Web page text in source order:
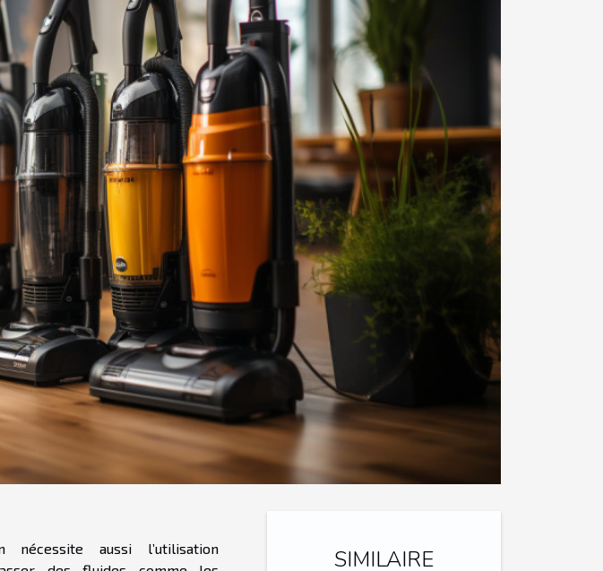
nécessite aussi l’utilisation
SIMILAIRE